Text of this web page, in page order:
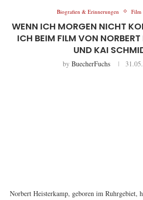
Biografien & Erinnerungen Film
WENN ICH MORGEN NICHT
ICH BEIM FILM VON
UND KAI
by BuecherFuchs
Norbert Heisterkamp, geboren im Ruhrgebiet,